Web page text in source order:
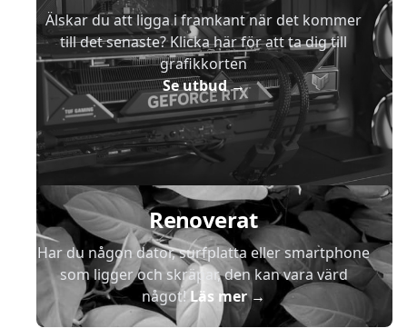
Älskar du att ligga i framkant när det kommer
till det senaste? Klicka här för att ta dig till
grafikkorten
Se utbud→
Renoverat
Har du någon dator, surfplatta eller smartphone
som ligger och skräpar, den kan vara värd
något!Läs mer→